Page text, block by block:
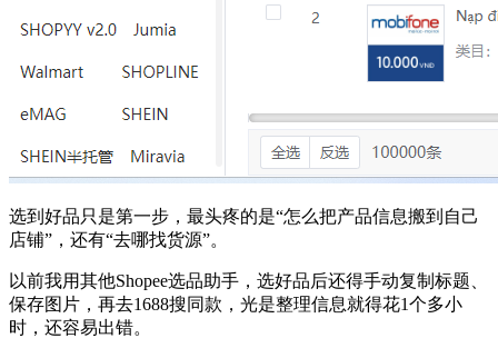
选到好品只是第一步，最头疼的是“怎么把产品信息搬到自己
店铺”，还有“去哪找货源”。
以前我用其他Shopee选品助手，选好品后还得手动复制标题、
保存图片，再去1688搜同款，光是整理信息就得花1个多小
时，还容易出错。